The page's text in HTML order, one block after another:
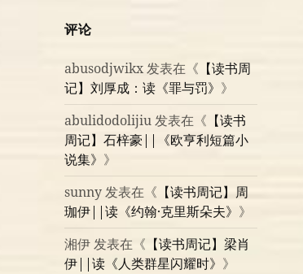
评论
abusodjwikx发表在《 【读书周
记】刘厚成：读《罪与罚》 》
abulidodolijiu发表在《 【读书
周记】石梓豪||《欧亨利短篇小
说集》 》
sunny发表在《 【读书周记】周
珈伊||读《约翰·克里斯朵夫》 》
湘伊发表在《 【读书周记】梁肖
伊||读《人类群星闪耀时》 》